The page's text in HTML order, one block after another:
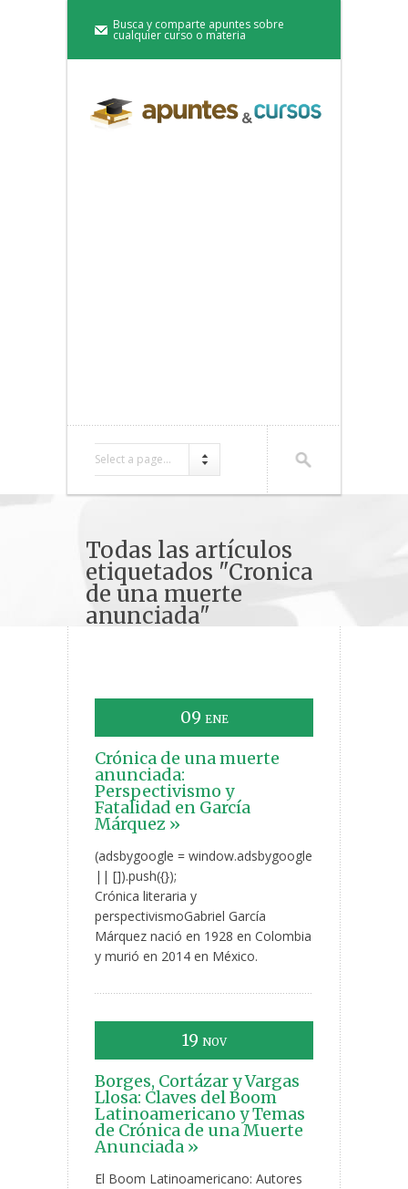
Busca y comparte apuntes sobre
cualquier curso o materia
Select a page...
Todas las artículos
etiquetados "Cronica
de una muerte
anunciada"
09 ENE
Crónica de una muerte
anunciada:
Perspectivismo y
Fatalidad en García
Márquez »
(adsbygoogle = window.adsbygoogle
|| []).push({});
Crónica literaria y
perspectivismoGabriel García
Márquez nació en 1928 en Colombia
y murió en 2014 en México.
19 NOV
Borges, Cortázar y Vargas
Llosa: Claves del Boom
Latinoamericano y Temas
de Crónica de una Muerte
Anunciada »
El Boom Latinoamericano: Autores